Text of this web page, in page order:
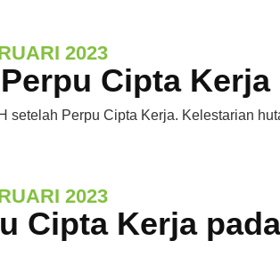
2023
Cipta Kerja
setelah Perpu Cipta Kerja. Kelestarian
2023
Cipta Kerja